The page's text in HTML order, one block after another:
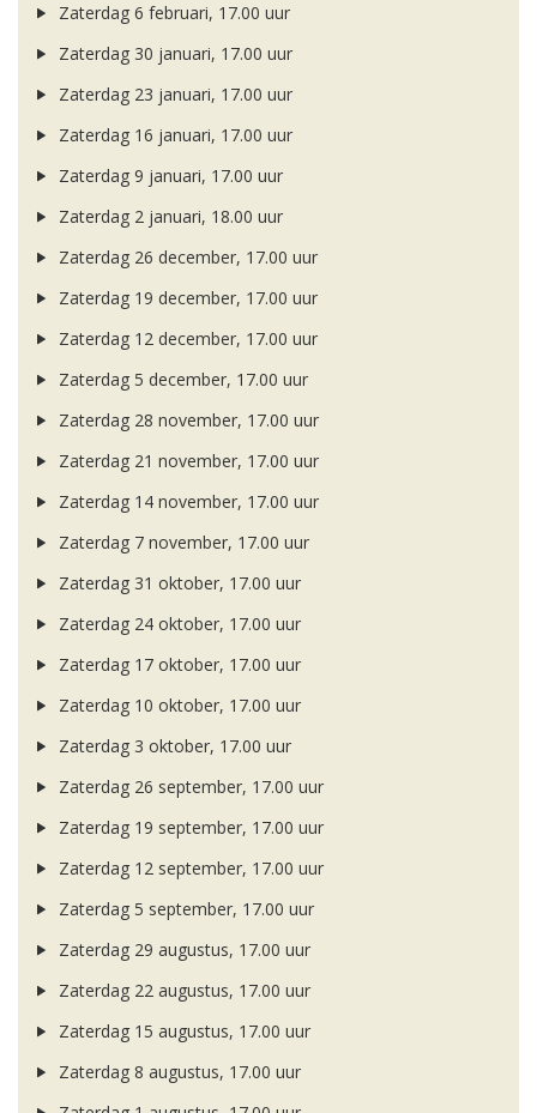
Zaterdag 6 februari, 17.00 uur
Zaterdag 30 januari, 17.00 uur
Zaterdag 23 januari, 17.00 uur
Zaterdag 16 januari, 17.00 uur
Zaterdag 9 januari, 17.00 uur
Zaterdag 2 januari, 18.00 uur
Zaterdag 26 december, 17.00 uur
Zaterdag 19 december, 17.00 uur
Zaterdag 12 december, 17.00 uur
Zaterdag 5 december, 17.00 uur
Zaterdag 28 november, 17.00 uur
Zaterdag 21 november, 17.00 uur
Zaterdag 14 november, 17.00 uur
Zaterdag 7 november, 17.00 uur
Zaterdag 31 oktober, 17.00 uur
Zaterdag 24 oktober, 17.00 uur
Zaterdag 17 oktober, 17.00 uur
Zaterdag 10 oktober, 17.00 uur
Zaterdag 3 oktober, 17.00 uur
Zaterdag 26 september, 17.00 uur
Zaterdag 19 september, 17.00 uur
Zaterdag 12 september, 17.00 uur
Zaterdag 5 september, 17.00 uur
Zaterdag 29 augustus, 17.00 uur
Zaterdag 22 augustus, 17.00 uur
Zaterdag 15 augustus, 17.00 uur
Zaterdag 8 augustus, 17.00 uur